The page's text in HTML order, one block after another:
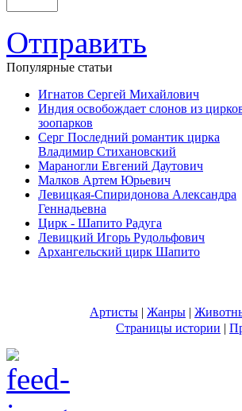
Отправить
Популярные cтатьи
Игнатов Сергей Михайлович
Индия освобождает слонов из
зоопарков
Серг Последний романтик цирка
Владимир Стихановский
Мараногли Евгений Даутович
Малков Артем Юрьевич
Левицкая-Спиридонова Александра
Геннадьевна
Цирк - Шапито Радуга
Левицкий Игорь Рудольфович
Архангельский цирк Шапито
Артисты | Жанры |
Страницы истории |